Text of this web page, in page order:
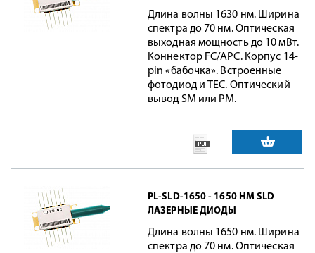
Длина волны 1630 нм. Ширина
спектра до 70 нм. Оптическая
выходная мощность до 10 мВт.
Коннектор FC/APC. Корпус 14-
pin «бабочка». Встроенные
фотодиод и TEC. Оптический
вывод SM или PM.
PL-SLD-1650 - 1650 НМ SLD
ЛАЗЕРНЫЕ ДИОДЫ
Длина волны 1650 нм. Ширина
спектра до 70 нм. Оптическая